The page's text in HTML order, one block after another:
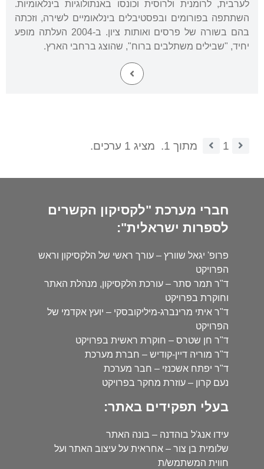
לערבית, לרומנית ולרוסית וכונסו באנתולוגיות בינלאומיות.
השתתפה בפורומים ובפסטיבלים בינלאומיים לשירה, וזכתה
בהם בשורה של פרסים ואותות ציון. ב-2004 העלתה מופע
יחיד, "שבילים משתלבים ברוח", שהוצג ברחבי הארץ.
1 מתוך 1. מציג 1 ערכים.
חברי מערכת "לקסיקון הקשרים
לספרות ישראלית":
פרופ' יגאל שוורץ – עורך ראשי של הלקסיקון וראש
הפרויקט
ד"ר תמר סתר – עורכת הלקסיקון, מנהלת האתר
וחוקרת בפרויקט
ד"ר איתי מרינברג-מיליקובסקי – יועץ אקדמי של
הפרויקט
ד"ר חן שטרס – חוקרת ראשית בפרויקט
ד"ר מוריה דיין-קודיש – חברת מערכת
ד"ר יפתח אשכנזי – חבר מערכת
נעם קרון – עוזרת מחקר בפרויקט
בעלי תפקידים באתר:
עידו אנג'ל בוהדנה – בונה האתר
שלומית בן צור – אחראית על עיצוב האתר ועל
חווית המשתמש/ת